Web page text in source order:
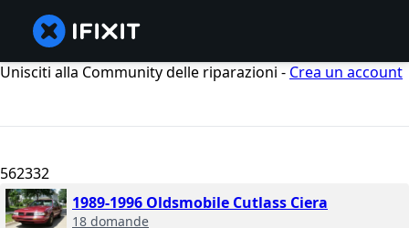
Unisciti alla Community delle riparazioni - Crea un account
562332
1989-1996 Oldsmobile Cutlass Ciera
18 domande